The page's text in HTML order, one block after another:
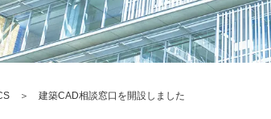
＞ 建築CAD相談窓口を開設しました